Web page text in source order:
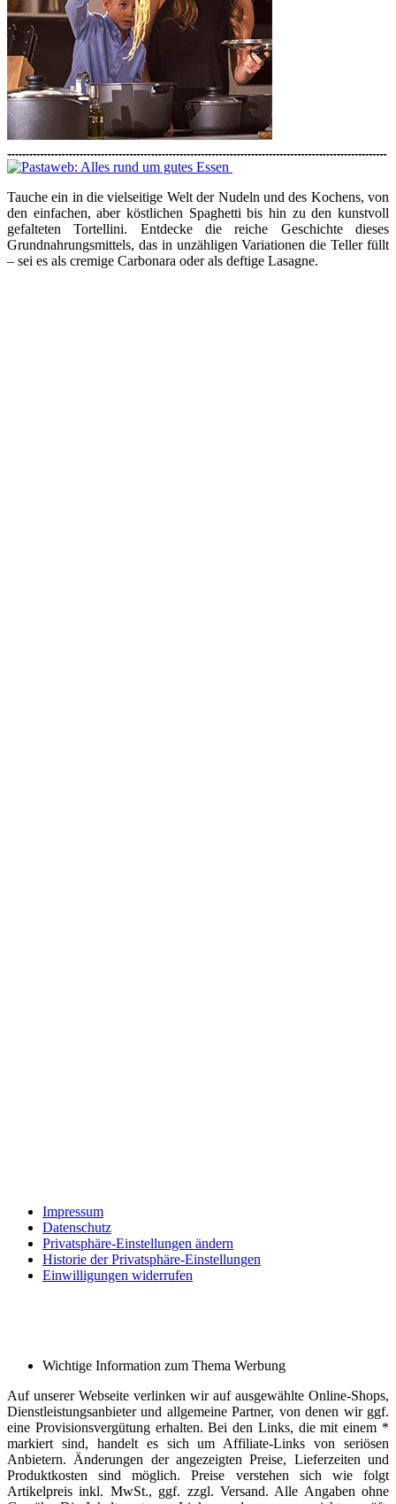
Tauche ein in die vielseitige Welt der Nudeln und des Kochens, von
den einfachen, aber köstlichen Spaghetti bis hin zu den kunstvoll
gefalteten Tortellini. Entdecke die reiche Geschichte dieses
Grundnahrungsmittels, das in unzähligen Variationen die Teller füllt
– sei es als cremige Carbonara oder als deftige Lasagne.
Impressum
Datenschutz
Privatsphäre-Einstellungen ändern
Historie der Privatsphäre-Einstellungen
Einwilligungen widerrufen
Wichtige Information zum Thema Werbung
Auf unserer Webseite verlinken wir auf ausgewählte Online-Shops,
Dienstleistungsanbieter und allgemeine Partner, von denen wir ggf.
eine Provisionsvergütung erhalten. Bei den Links, die mit einem *
markiert sind, handelt es sich um Affiliate-Links von seriösen
Anbietern. Änderungen der angezeigten Preise, Lieferzeiten und
Produktkosten sind möglich. Preise verstehen sich wie folgt
Artikelpreis inkl. MwSt., ggf. zzgl. Versand. Alle Angaben ohne